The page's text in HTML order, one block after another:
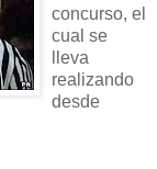
concurso, el
cual se
lleva
realizando
desde